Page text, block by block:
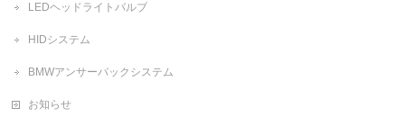
LEDヘッドライトバルブ
HIDシステム
BMWアンサーバックシステム
お知らせ